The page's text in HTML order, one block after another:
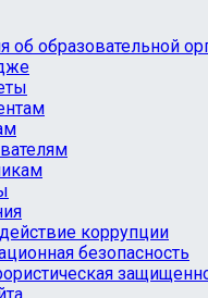
об образовательной
коррупции
безопасность